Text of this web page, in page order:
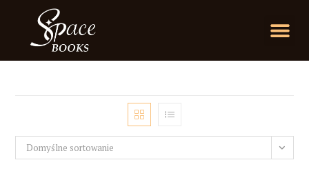
Domyślne sortowanie